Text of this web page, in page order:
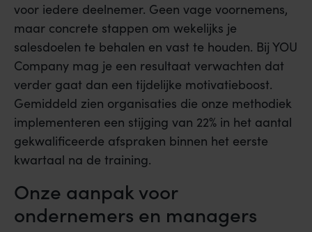
voor iedere deelnemer. Geen vage voornemens,
maar concrete stappen om wekelijks je
salesdoelen te behalen en vast te houden. Bij YOU
Company mag je een resultaat verwachten dat
verder gaat dan een tijdelijke motivatieboost.
Gemiddeld zien organisaties die onze methodiek
implementeren een stijging van 22% in het aantal
gekwalificeerde afspraken binnen het eerste
kwartaal na de training.
Onze aanpak voor
ondernemers en managers